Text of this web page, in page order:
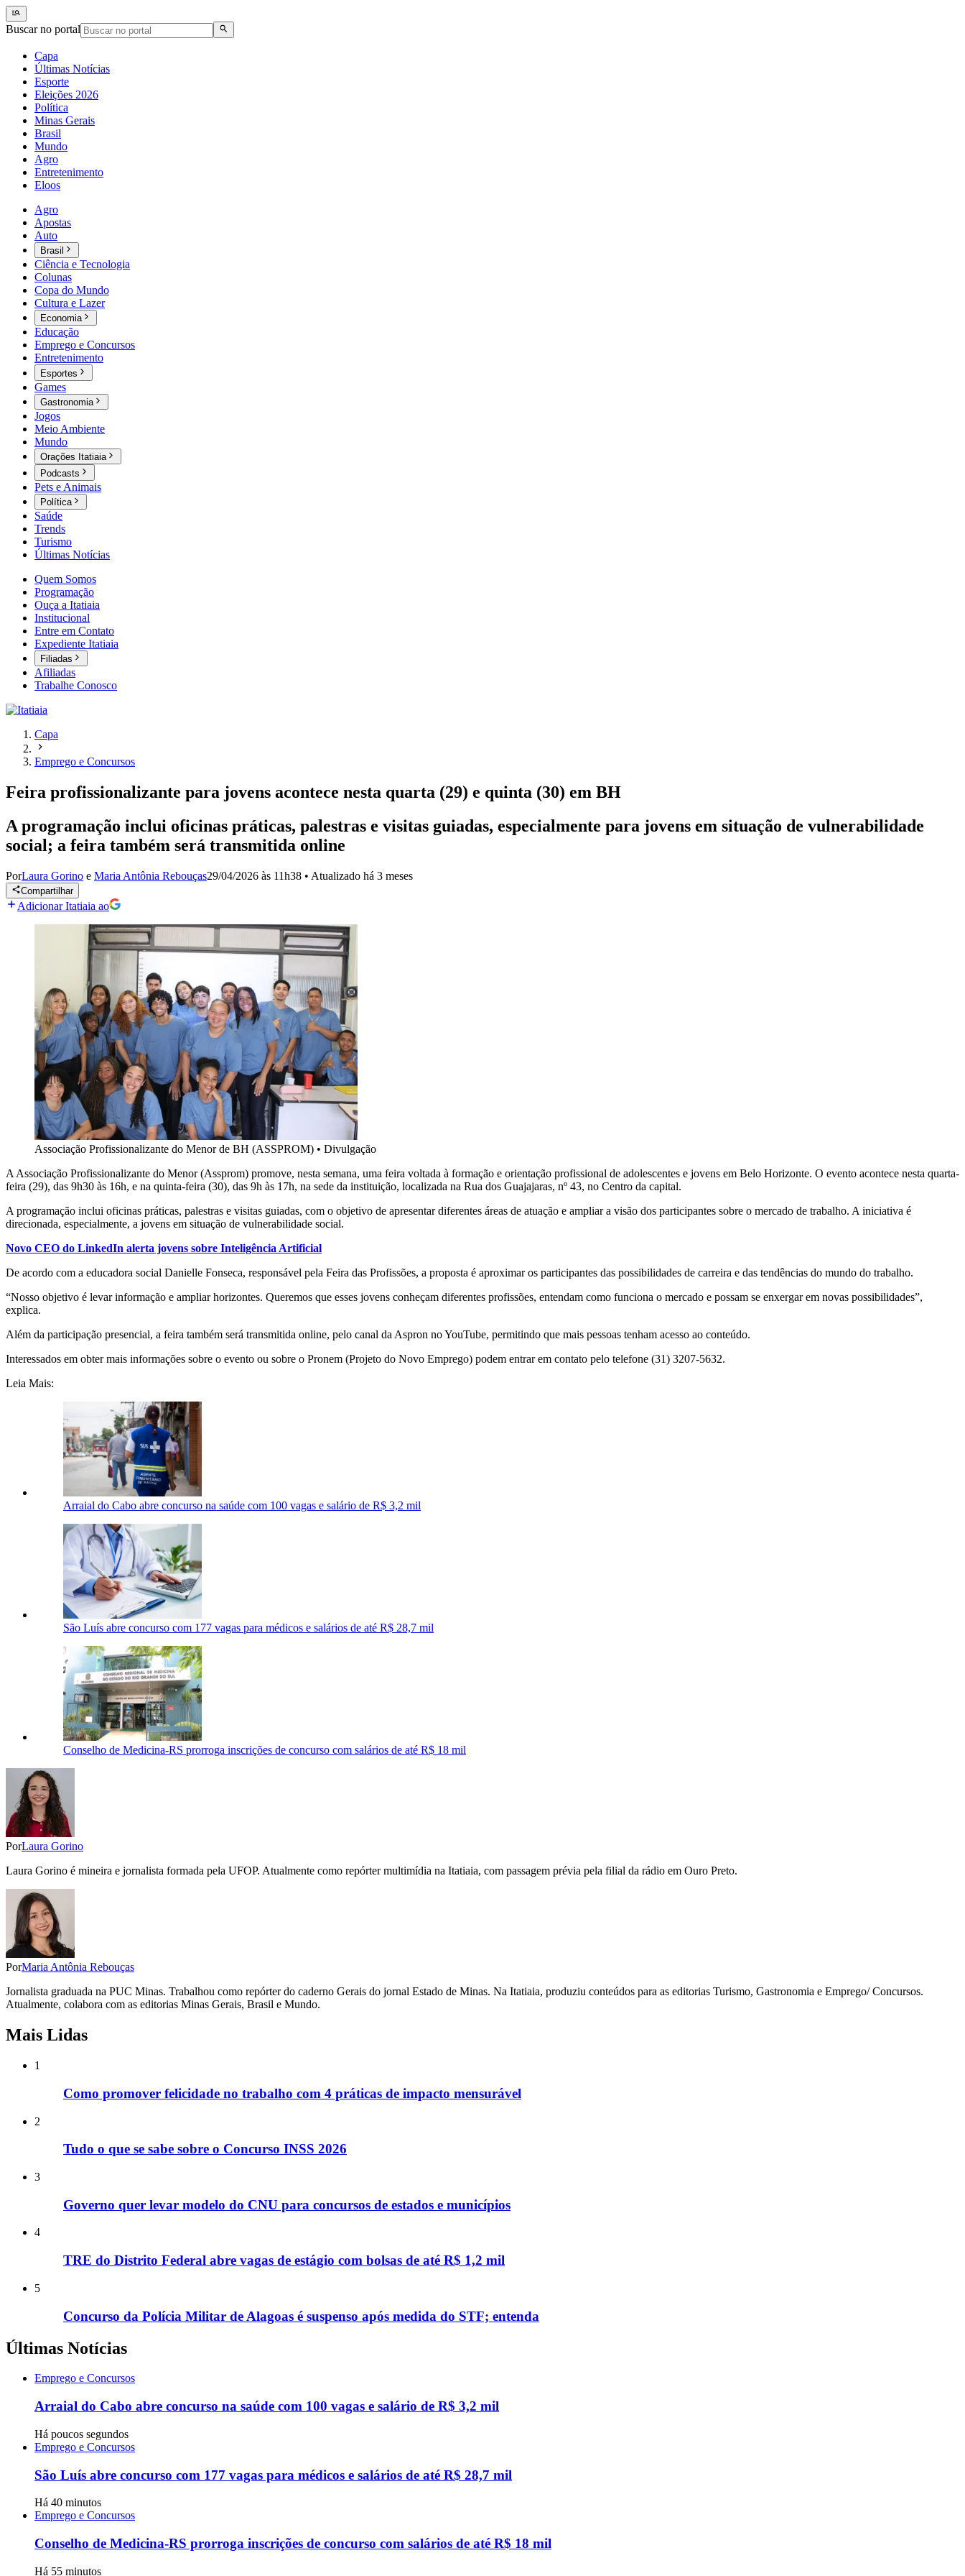
Buscar no portal
Capa
Últimas Notícias
Esporte
Eleições 2026
Política
Minas Gerais
Brasil
Mundo
Agro
Entretenimento
Eloos
Agro
Apostas
Auto
Brasil
Ciência e Tecnologia
Colunas
Copa do Mundo
Cultura e Lazer
Economia
Educação
Emprego e Concursos
Entretenimento
Esportes
Games
Gastronomia
Jogos
Meio Ambiente
Mundo
Orações Itatiaia
Podcasts
Pets e Animais
Política
Saúde
Trends
Turismo
Últimas Notícias
Quem Somos
Programação
Ouça a Itatiaia
Institucional
Entre em Contato
Expediente Itatiaia
Filiadas
Afiliadas
Trabalhe Conosco
Capa
Emprego e Concursos
Feira profissionalizante para jovens acontece nesta quarta (29) e quinta (30) em BH
A programação inclui oficinas práticas, palestras e visitas guiadas, especialmente para jovens em situação de vulnerabilidade
social; a feira também será transmitida online
PorLaura Gorino e Maria Antônia Rebouças29/04/2026 às 11h38 • Atualizado há 3 meses
Compartilhar
Adicionar Itatiaia ao
Associação Profissionalizante do Menor de BH (ASSPROM) • Divulgação
A Associação Profissionalizante do Menor (Assprom) promove, nesta semana, uma feira voltada à formação e orientação profissional de adolescentes e jovens em Belo Horizonte. O evento acontece nesta quarta-
feira (29), das 9h30 às 16h, e na quinta-feira (30), das 9h às 17h, na sede da instituição, localizada na Rua dos Guajajaras, nº 43, no Centro da capital.
A programação inclui oficinas práticas, palestras e visitas guiadas, com o objetivo de apresentar diferentes áreas de atuação e ampliar a visão dos participantes sobre o mercado de trabalho. A iniciativa é
direcionada, especialmente, a jovens em situação de vulnerabilidade social.
Novo CEO do LinkedIn alerta jovens sobre Inteligência Artificial
De acordo com a educadora social Danielle Fonseca, responsável pela Feira das Profissões, a proposta é aproximar os participantes das possibilidades de carreira e das tendências do mundo do trabalho.
“Nosso objetivo é levar informação e ampliar horizontes. Queremos que esses jovens conheçam diferentes profissões, entendam como funciona o mercado e possam se enxergar em novas possibilidades”,
explica.
Além da participação presencial, a feira também será transmitida online, pelo canal da Aspron no YouTube, permitindo que mais pessoas tenham acesso ao conteúdo.
Interessados em obter mais informações sobre o evento ou sobre o Pronem (Projeto do Novo Emprego) podem entrar em contato pelo telefone (31) 3207-5632.
Leia Mais:
Arraial do Cabo abre concurso na saúde com 100 vagas e salário de R$ 3,2 mil
São Luís abre concurso com 177 vagas para médicos e salários de até R$ 28,7 mil
Conselho de Medicina-RS prorroga inscrições de concurso com salários de até R$ 18 mil
PorLaura Gorino
Laura Gorino é mineira e jornalista formada pela UFOP. Atualmente como repórter multimídia na Itatiaia, com passagem prévia pela filial da rádio em Ouro Preto.
PorMaria Antônia Rebouças
Jornalista graduada na PUC Minas. Trabalhou como repórter do caderno Gerais do jornal Estado de Minas. Na Itatiaia, produziu conteúdos para as editorias Turismo, Gastronomia e Emprego/ Concursos.
Atualmente, colabora com as editorias Minas Gerais, Brasil e Mundo.
Mais Lidas
1
Como promover felicidade no trabalho com 4 práticas de impacto mensurável
2
Tudo o que se sabe sobre o Concurso INSS 2026
3
Governo quer levar modelo do CNU para concursos de estados e municípios
4
TRE do Distrito Federal abre vagas de estágio com bolsas de até R$ 1,2 mil
5
Concurso da Polícia Militar de Alagoas é suspenso após medida do STF; entenda
Últimas Notícias
Emprego e Concursos
Arraial do Cabo abre concurso na saúde com 100 vagas e salário de R$ 3,2 mil
Há poucos segundos
Emprego e Concursos
São Luís abre concurso com 177 vagas para médicos e salários de até R$ 28,7 mil
Há 40 minutos
Emprego e Concursos
Conselho de Medicina-RS prorroga inscrições de concurso com salários de até R$ 18 mil
Há 55 minutos